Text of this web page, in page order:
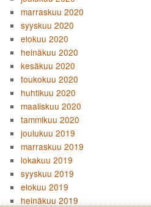
marraskuu 2020
syyskuu 2020
elokuu 2020
heinäkuu 2020
kesäkuu 2020
toukokuu 2020
huhtikuu 2020
maaliskuu 2020
tammikuu 2020
joulukuu 2019
marraskuu 2019
lokakuu 2019
syyskuu 2019
elokuu 2019
heinäkuu 2019